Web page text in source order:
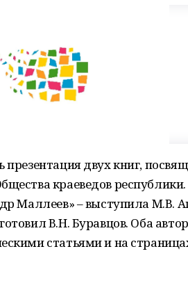
двух книг,
краеведов
Маллеев» – выступила М.В.
В.Н. Буравцов. Оба
статьями и на